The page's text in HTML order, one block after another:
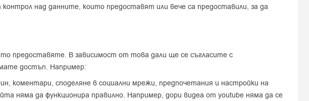
над данните, които предоставят или вече са предоставили, за да
предоставяте. В зависимост от това дали ще се съгласите с
достъп. Например:
коментари, споделяне в социални мрежи, предпочетания и настройки на
няма да функционира правилно. Например, дори видеа от youtube няма да се